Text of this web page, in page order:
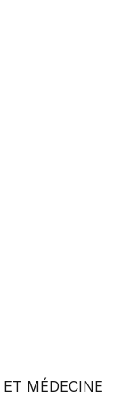
MÉDECINE